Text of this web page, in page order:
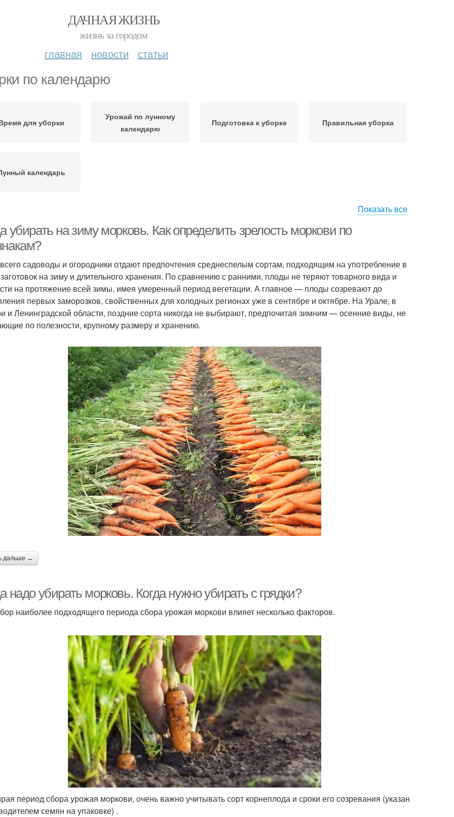
ДАЧНАЯ ЖИЗНЬ
жизнь за городом
главная новости статьи
по календарю
для уборки
Урожай по лунному
календарю
Подготовка к уборке Правильная уборка
календарь
Показать все
убирать на зиму морковь. Как определить зрелость моркови по
садоводы и огородники отдают предпочтения среднеспелым сортам, подходящим на употребление в
на зиму и длительного хранения. По сравнению с ранними, плоды не теряют товарного вида и
на протяжение всей зимы, имея умеренный период вегетации. А главное — плоды созревают до
первых заморозков, свойственных для холодных регионах уже в сентябре и октябре. На Урале, в
и Ленинградской области, поздние сорта никогда не выбирают, предпочитая зимним — осенние виды, не
по полезности, крупному размеру и хранению.
дальше →
надо убирать морковь. Когда нужно убирать с грядки?
наиболее подходящего периода сбора урожая моркови влияет несколько факторов.
период сбора урожая моркови, очень важно учитывать сорт корнеплода и сроки его созревания (указан
семян на упаковке) .